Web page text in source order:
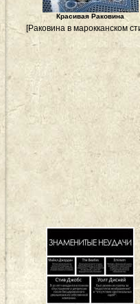
Красивая Раковина
[Раковина в марокканском